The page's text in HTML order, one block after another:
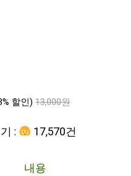
할인) 13,000원
: 17,570건
내용